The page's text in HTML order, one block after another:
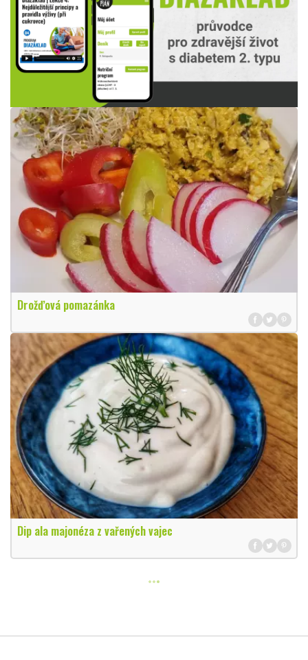
Drožďová pomazánka
Dip ala majonéza z vařených vajec